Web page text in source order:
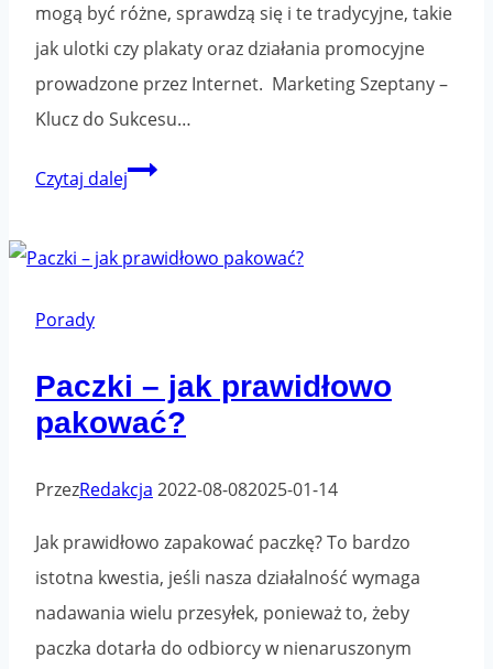
mogą być różne, sprawdzą się i te tradycyjne, takie
jak ulotki czy plakaty oraz działania promocyjne
prowadzone przez Internet. Marketing Szeptany –
Klucz do Sukcesu…
Czytaj dalejJak
Porady
Paczki – jak prawidłowo
pakować?
PrzezRedakcja 2022-08-082025-01-14
Jak prawidłowo zapakować paczkę? To bardzo
istotna kwestia, jeśli nasza działalność wymaga
nadawania wielu przesyłek, ponieważ to, żeby
paczka dotarła do odbiorcy w nienaruszonym